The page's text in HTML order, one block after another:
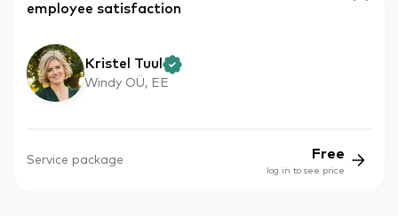
employee satisfaction
Kristel Tuul
Windy OÜ, EE
Service package Free
log in to see price